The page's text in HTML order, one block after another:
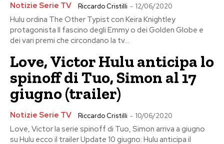
Notizie Serie TV Riccardo Cristilli - 12/06/2020
Hulu ordina The Other Typist con Keira Knightley
protagonista Il fascino degli Emmy o dei Golden Globe e
dei vari premi che circondano la tv...
Love, Victor Hulu anticipa lo
spinoff di Tuo, Simon al 17
giugno (trailer)
Notizie Serie TV Riccardo Cristilli - 10/06/2020
Love, Victor la serie spinoff di Tuo, Simon arriva a giugno
su Hulu ecco il trailer Update 10 giugno: Hulu anticipa il